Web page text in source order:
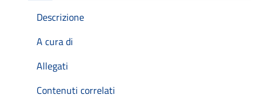
Descrizione
A cura di
Allegati
Contenuti correlati